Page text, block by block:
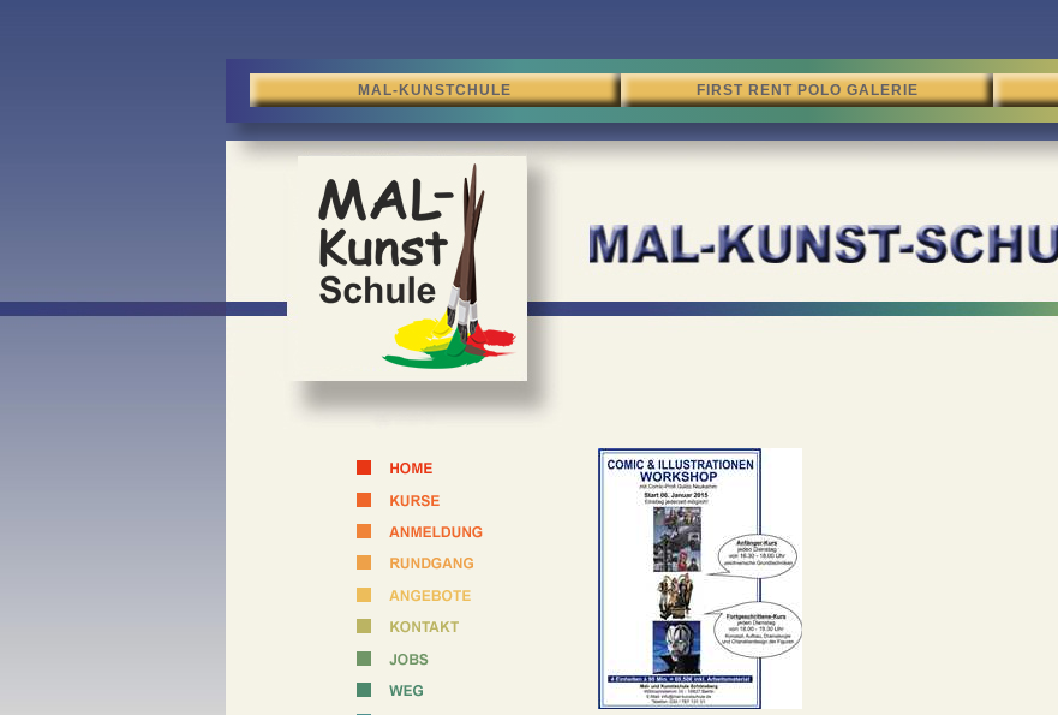
MAL-KUNSTCHULE FIRST RENT POLO GALERIE